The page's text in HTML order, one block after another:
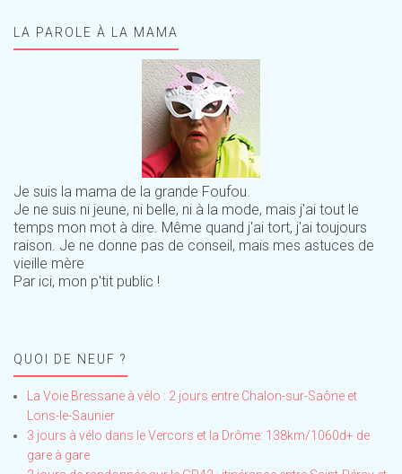
LA PAROLE À LA MAMA
Je suis la mama de la grande Foufou.
Je ne suis ni jeune, ni belle, ni à la mode, mais j'ai tout le
temps mon mot à dire. Même quand j'ai tort, j'ai toujours
raison. Je ne donne pas de conseil, mais mes astuces de
vieille mère
Par ici, mon p'tit public !
QUOI DE NEUF ?
La Voie Bressane à vélo : 2 jours entre Chalon-sur-Saône et
Lons-le-Saunier
3 jours à vélo dans le Vercors et la Drôme: 138km/1060d+ de
gare à gare